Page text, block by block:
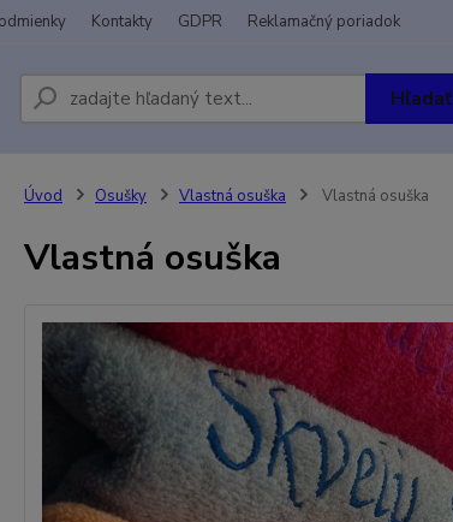
Kontakty GDPR Reklamačný poriadok
Hľadať
Úvod Osušky Vlastná osuška Vlastná osuška
Vlastná osuška